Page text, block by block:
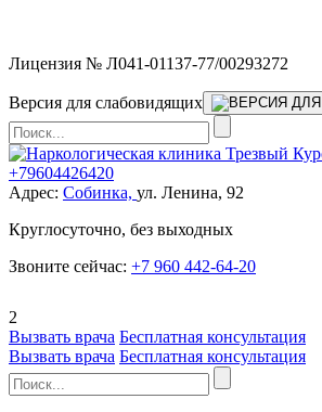
Лицензия № Л041-01137-77/00293272
Версия для слабовидящих
+79604426420
Адрес: Собинка, ул. Ленина, 92
Круглосуточно, без выходных
Звоните сейчас: +7 960 442-64-20
2
Вызвать врача Бесплатная консультация
Вызвать врача Бесплатная консультация